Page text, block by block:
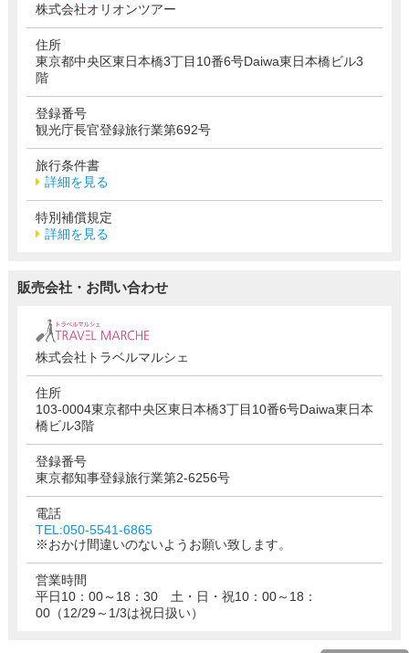
株式会社オリオンツアー
住所
東京都中央区東日本橋3丁目10番6号Daiwa東日本橋ビル3
階
登録番号
観光庁長官登録旅行業第692号
旅行条件書
詳細を見る
特別補償規定
詳細を見る
販売会社・お問い合わせ
株式会社トラベルマルシェ
住所
103-0004東京都中央区東日本橋3丁目10番6号Daiwa東日本
橋ビル3階
登録番号
東京都知事登録旅行業第2-6256号
電話
TEL:050-5541-6865
※おかけ間違いのないようお願い致します。
営業時間
平日10：00～18：30 土・日・祝10：00～18：
00（12/29～1/3は祝日扱い）